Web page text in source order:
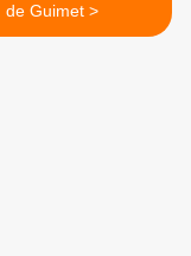
de Guimet >